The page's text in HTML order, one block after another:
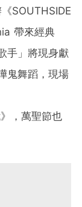
SOUTHSIDE
帶來經典
手」將現身獻
鬼舞蹈，現場
，萬聖節也